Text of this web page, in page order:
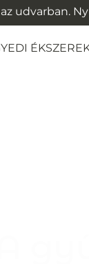
udvarban.